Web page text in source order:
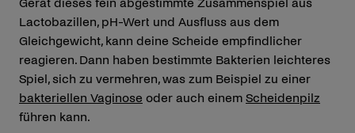
Lactobazillen, pH-Wert und Ausfluss aus dem
Gleichgewicht, kann deine Scheide empfindlicher
reagieren. Dann haben bestimmte Bakterien leichteres
Spiel, sich zu vermehren, was zum Beispiel zu einer
bakteriellen Vaginose oder auch einem Scheidenpilz
führen kann.